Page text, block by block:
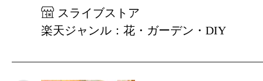
スライブストア
楽天ジャンル：花・ガーデン・DIY